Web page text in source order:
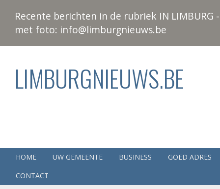
Recente berichten in de rubriek IN
met foto: info@limburgnieuws.be
LIMBURGNIEUWS.BE
HOME UW GEMEENTE BUSINESS
GOED ADRES
CONTACT